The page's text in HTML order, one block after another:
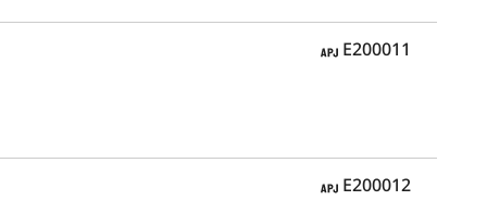
APJ
E200011
APJ
E200012